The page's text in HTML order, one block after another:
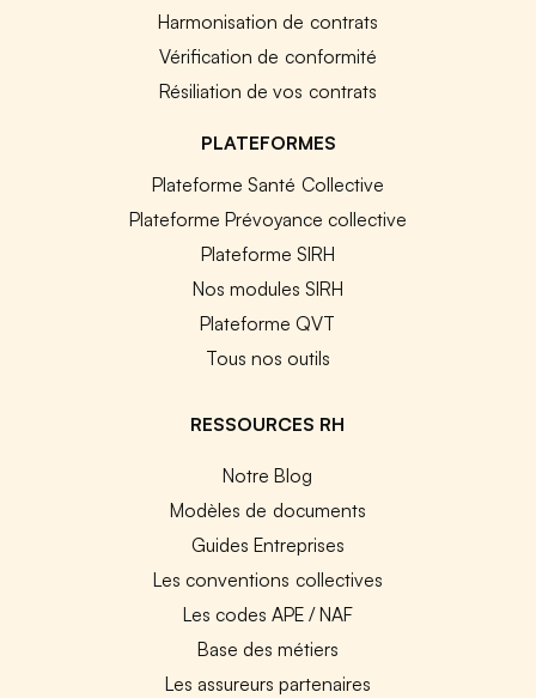
Harmonisation de contrats
Vérification de conformité
Résiliation de vos contrats
PLATEFORMES
Plateforme Santé Collective
Plateforme Prévoyance collective
Plateforme SIRH
Nos modules SIRH
Plateforme QVT
Tous nos outils
RESSOURCES RH
Notre Blog
Modèles de documents
Guides Entreprises
Les conventions collectives
Les codes APE / NAF
Base des métiers
Les assureurs partenaires